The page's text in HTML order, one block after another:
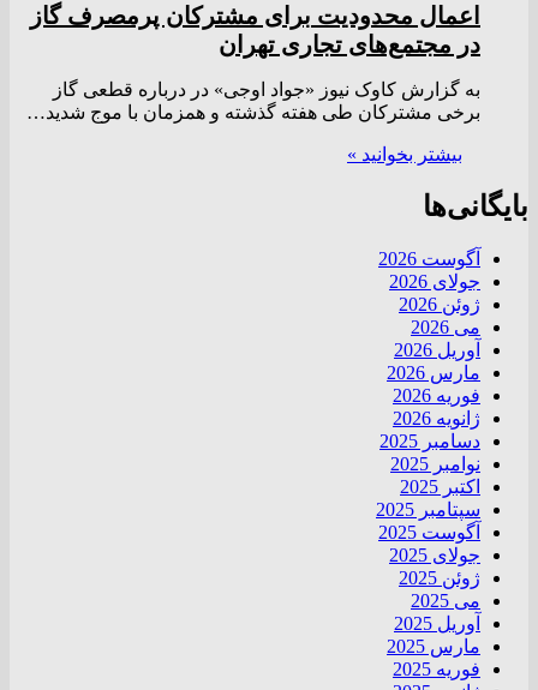
اعمال محدودیت برای مشترکان پرمصرف گاز
در مجتمع‌های تجاری تهران
به گزارش کاوک نیوز «جواد اوجی» در درباره قطعی گاز
برخی مشترکان طی هفته گذشته و همزمان با موج شدید…
بیشتر بخوانید »
بایگانی‌ها
آگوست 2026
جولای 2026
ژوئن 2026
می 2026
آوریل 2026
مارس 2026
فوریه 2026
ژانویه 2026
دسامبر 2025
نوامبر 2025
اکتبر 2025
سپتامبر 2025
آگوست 2025
جولای 2025
ژوئن 2025
می 2025
آوریل 2025
مارس 2025
فوریه 2025